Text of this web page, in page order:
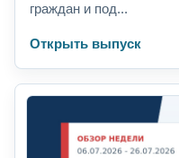
граждан и под...
Открыть выпуск